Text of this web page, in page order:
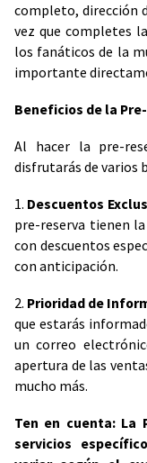
completo, dirección
vez que completes
los fanáticos de la
importante
Beneficios de la
Al hacer la pre-
disfrutarás de varios
1. Descuentos
pre-reserva tienen
con descuentos
con anticipación.
2. Prioridad de
que estarás
un correo
apertura de las
mucho más.
Ten en cuenta: La
servicios